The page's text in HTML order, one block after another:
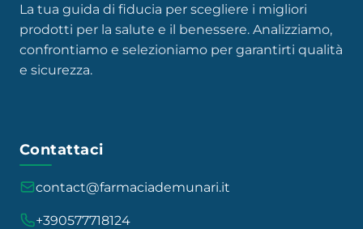
La tua guida di fiducia per scegliere i migliori
prodotti per la salute e il benessere. Analizziamo,
confrontiamo e selezioniamo per garantirti qualità
e sicurezza.
Contattaci
contact@farmaciademunari.it
+390577718124